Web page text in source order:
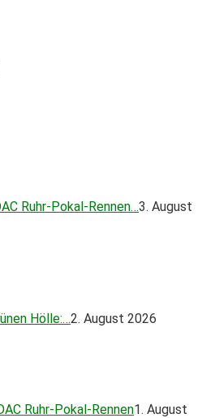
Ruhr-Pokal-Rennen…3. August
Hölle:…2. August 2026
Ruhr-Pokal-Rennen1. August